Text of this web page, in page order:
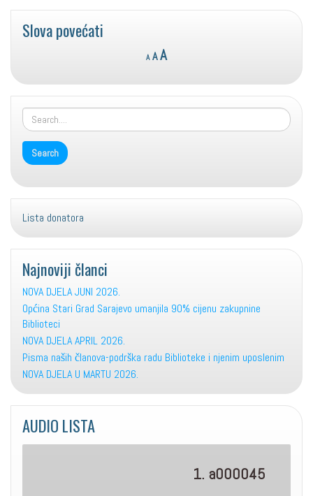
Slova povećati
A
Decrease
font
A Reset
size.
AIncrease
size.
Lista donatora
Najnoviji članci
NOVA DJELA JUNI 2026.
Općina Stari Grad Sarajevo umanjila 90% cijenu zakupnine
Biblioteci
NOVA DJELA APRIL 2026.
Pisma naših članova-podrška radu Biblioteke i njenim uposlenim
NOVA DJELA U MARTU 2026.
AUDIO LISTA
1. a000045